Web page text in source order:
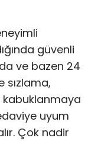
güvenli
ve bazen 24
sızlama,
kabuklanmaya
uyum
Çok nadir